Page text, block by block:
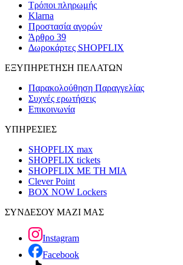
Τρόποι πληρωμής
Klarna
Προστασία αγορών
Άρθρο 39
Δωροκάρτες SHOPFLIX
ΕΞΥΠΗΡΕΤΗΣΗ ΠΕΛΑΤΩΝ
Παρακολούθηση Παραγγελίας
Συχνές ερωτήσεις
Επικοινωνία
ΥΠΗΡΕΣΙΕΣ
SHOPFLIX max
SHOPFLIX tickets
SHOPFLIX ΜΕ ΤΗ ΜΙΑ
Clever Point
BOX NOW Lockers
ΣΥΝΔΕΣΟΥ ΜΑΖΙ ΜΑΣ
Instagram
Facebook